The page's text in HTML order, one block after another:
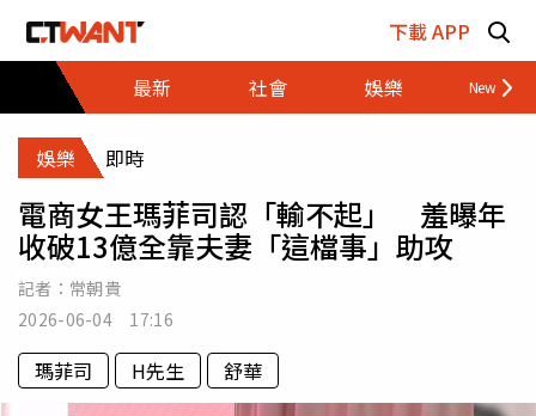
下載 APP
最新
社會 娛樂 財經
娛樂 即時
電商女王瑪菲司認「輸不起」 羞曝年
收破13億全靠夫妻「這檔事」助攻
記者： 常朝貴
2026-06-04 17:16
瑪菲司 H先生 舒華